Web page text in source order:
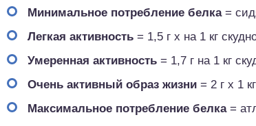
Минимальное потребление белка=
Легкая активность = 1,5 г x на 1 кг
Умеренная активность = 1,7 г на 1 кг
Очень активный образ жизни = 2 г x 1
Максимальное потребление белка=